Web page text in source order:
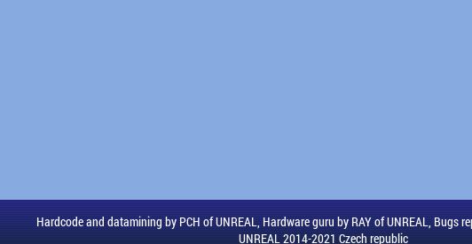
Hardcode and datamining by PCH of UNREAL, Hardware guru by RAY of UNREAL, Bugs
UNREAL 2014-2021 Czech republic